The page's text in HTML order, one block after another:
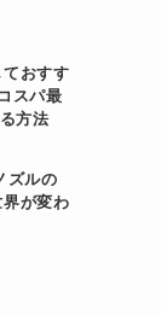
ておすす
スパ最
方法
ズルの
が変わ